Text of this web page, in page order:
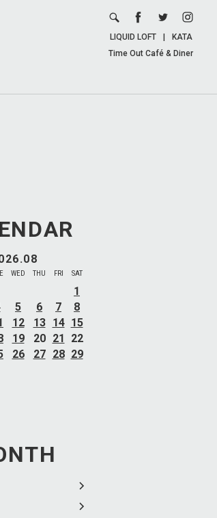
LIQUID LOFT
KATA
Time Out Café & Diner
WED THU FRI SAT
1
5 6 7
8
12 13 14 15
19 20 21
22
26 27 28 29